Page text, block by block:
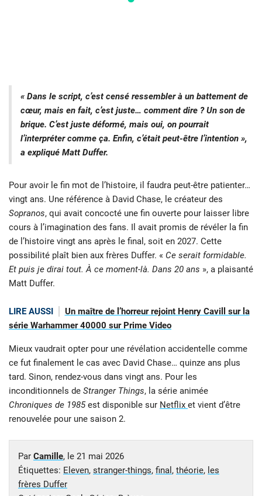
« Dans le script, c’est censé ressembler à un battement de
cœur, mais en fait, c’est juste… comment dire ? Un son de
brique. C’est juste déformé, mais oui, on pourrait
l’interpréter comme ça. Enfin, c’était peut-être l’intention »,
a expliqué Matt Duffer.
Pour avoir le fin mot de l’histoire, il faudra peut-être patienter…
vingt ans. Une référence à David Chase, le créateur des
Sopranos, qui avait concocté une fin ouverte pour laisser libre
cours à l’imagination des fans. Il avait promis de révéler la fin
de l’histoire vingt ans après le final, soit en 2027. Cette
possibilité plaît bien aux frères Duffer. « Ce serait formidable.
Et puis je dirai tout. À ce moment-là. Dans 20 ans », a plaisanté
Matt Duffer.
LIRE AUSSI
Un maître de l’horreur rejoint Henry Cavill sur la
série Warhammer 40000 sur Prime Video
Mieux vaudrait opter pour une révélation accidentelle comme
ce fut finalement le cas avec David Chase… quinze ans plus
tard. Sinon, rendez-vous dans vingt ans. Pour les
inconditionnels de Stranger Things, la série animée
Chroniques de 1985est disponible sur Netflix et vient d’être
renouvelée pour une saison 2.
Par Camille, le 21 mai 2026
Étiquettes: Eleven, stranger-things, final , théorie, les
frères Duffer